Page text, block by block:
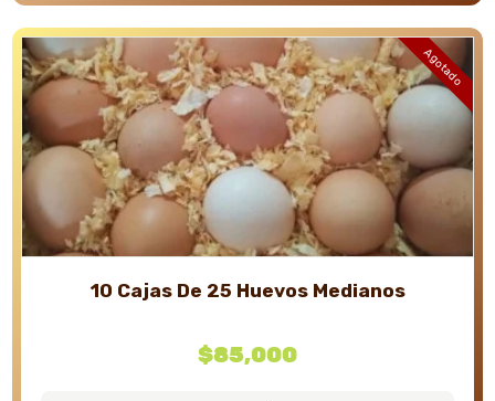
Agotado
10 Cajas De 25 Huevos Medianos
$85,000